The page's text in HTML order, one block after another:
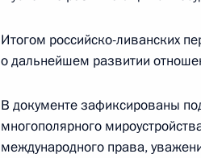
Соболезнования
Берри
13 ноября 2015 года, 12:00
Итогом российско-ливанских
о дальнейшем развитии
В документе зафиксированы
многополярного
международного права,